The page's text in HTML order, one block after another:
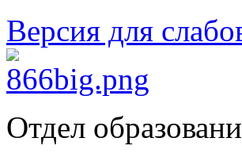
Версия для
Отдел